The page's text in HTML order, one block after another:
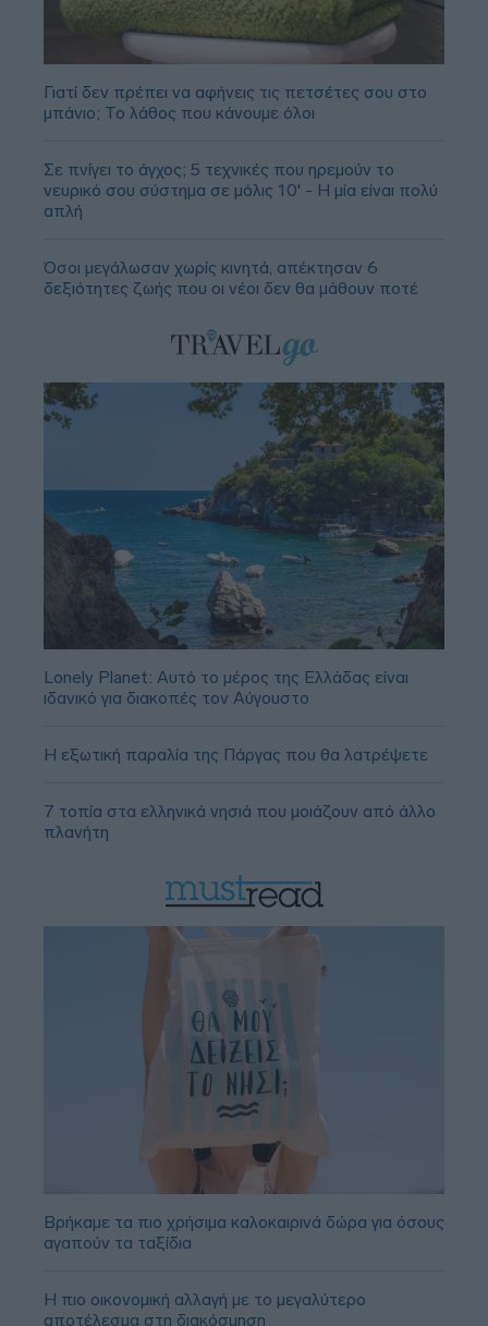
Γιατί δεν πρέπει να αφήνεις τις πετσέτες σου στο
μπάνιο; Το λάθος που κάνουμε όλοι
Σε πνίγει το άγχος; 5 τεχνικές που ηρεμούν το
νευρικό σου σύστημα σε μόλις 10' - Η μία είναι πολύ
απλή
Όσοι μεγάλωσαν χωρίς κινητά, απέκτησαν 6
δεξιότητες ζωής που οι νέοι δεν θα μάθουν ποτέ
Lonely Planet: Αυτό το μέρος της Ελλάδας είναι
ιδανικό για διακοπές τον Αύγουστο
Η εξωτική παραλία της Πάργας που θα λατρέψετε
7 τοπία στα ελληνικά νησιά που μοιάζουν από άλλο
πλανήτη
Βρήκαμε τα πιο χρήσιμα καλοκαιρινά δώρα για όσους
αγαπούν τα ταξίδια
Η πιο οικονομική αλλαγή με το μεγαλύτερο
αποτέλεσμα στη διακόσμηση